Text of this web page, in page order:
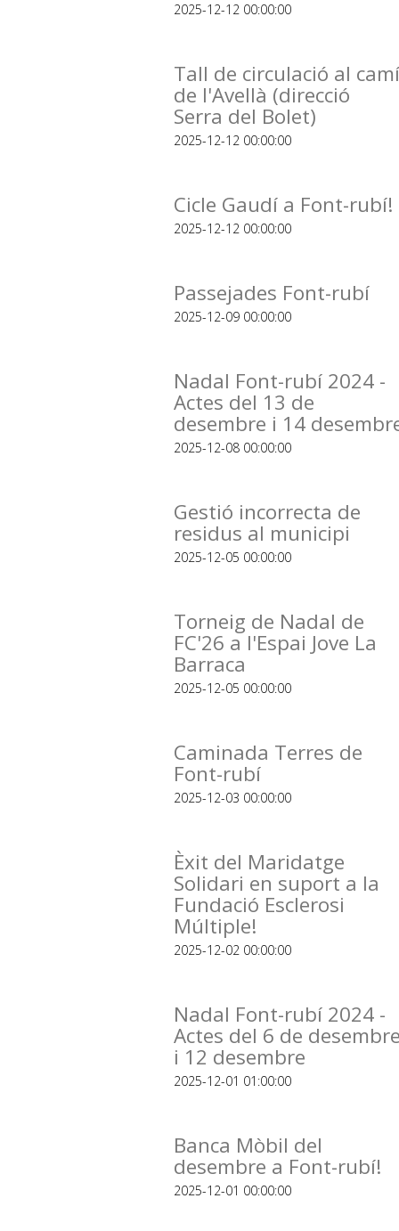
2025-12-12 00:00:00
Tall de circulació al camí
de l'Avellà (direcció
Serra del Bolet)
2025-12-12 00:00:00
Cicle Gaudí a Font-rubí!
2025-12-12 00:00:00
Passejades Font-rubí
2025-12-09 00:00:00
Nadal Font-rubí 2024 -
Actes del 13 de
desembre i 14
2025-12-08 00:00:00
Gestió incorrecta de
residus al municipi
2025-12-05 00:00:00
Torneig de Nadal de
FC'26 a l'Espai Jove La
Barraca
2025-12-05 00:00:00
Caminada Terres de
Font-rubí
2025-12-03 00:00:00
Èxit del Maridatge
Solidari en suport a la
Fundació Esclerosi
Múltiple!
2025-12-02 00:00:00
Nadal Font-rubí 2024 -
Actes del 6 de
i 12 desembre
2025-12-01 01:00:00
Banca Mòbil del
desembre a Font-rubí!
2025-12-01 00:00:00